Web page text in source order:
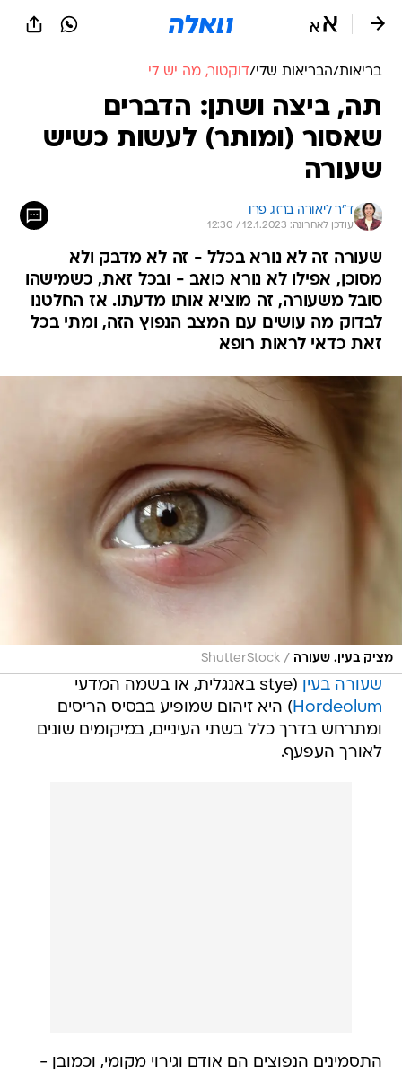
בריאות/הבריאות שלי/דוקטור, מה יש לי
תה, ביצה ושתן: הדברים
שאסור (ומותר) לעשות כשיש
שעורה
ד"ר ליאורה ברזג פרו
עודכן לאחרונה: 12.1.2023 / 12:30
שעורה זה לא נורא בכלל - זה לא מדבק ולא
מסוכן, אפילו לא נורא כואב - ובכל זאת, כשמישהו
סובל משעורה, זה מוציא אותו מדעתו. אז החלטנו
לבדוק מה עושים עם המצב הנפוץ הזה, ומתי בכל
זאת כדאי לראות רופא
מציק בעין. שעורה /
ShutterStock
שעורה בעין (stye באנגלית, או בשמה המדעי
Hordeolum ) היא זיהום שמופיע בבסיס הריסים
ומתרחש בדרך כלל בשתי העיניים, במיקומים שונים
לאורך העפעף.
התסמינים הנפוצים הם אודם וגירוי מקומי, וכמובן -